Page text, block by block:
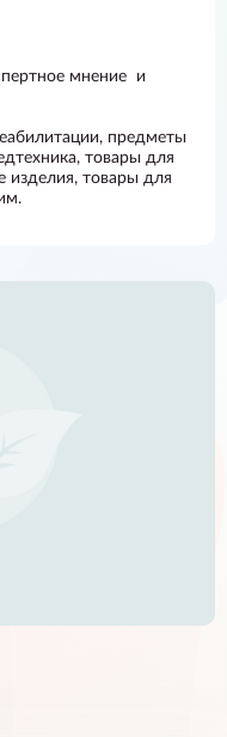
мнение и
предметы
товары для
изделия, товары для